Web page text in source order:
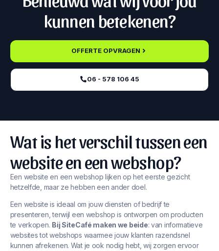
kunnen betekenen?
OFFERTE OPVRAGEN
06 - 578 106 45‬
Wat is het verschil tussen een
website en een webshop?
Een website en een webshop lijken op het eerste gezicht
hetzelfde, maar ze hebben een ander doel.
Een website is ideaal om jouw diensten of bedrijf te
presenteren, terwijl een webshop is ontworpen om producten
te verkopen. Bij SiteCafé maken we beide: van informatieve
websites tot webshops waarmee jouw klanten razendsnel
kunnen afrekenen. Wat je ook nodig hebt, wij zorgen ervoor